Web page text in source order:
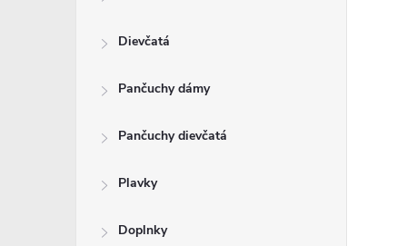
Dievčatá
Pančuchy dámy
Pančuchy dievčatá
Plavky
Doplnky